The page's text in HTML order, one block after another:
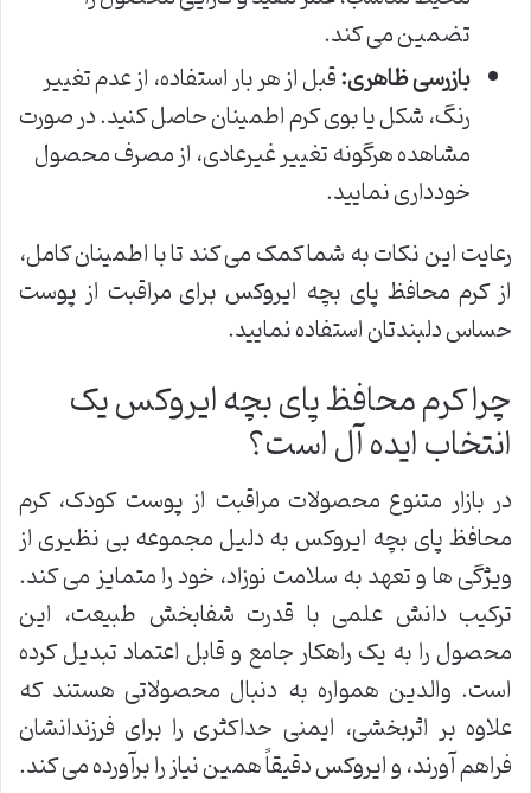
تضمین می کند.
بازرسی ظاهری:قبل از هر بار استفاده، از عدم تغییر
رنگ، شکل یا بوی کرم اطمینان حاصل کنید. در صورت
مشاهده هرگونه تغییر غیرعادی، از مصرف محصول
خودداری نمایید.
رعایت این نکات به شما کمک می کند تا با اطمینان کامل،
از کرم محافظ پای بچه ایروکس برای مراقبت از پوست
حساس دلبندتان استفاده نمایید.
چرا کرم محافظ پای بچه ایروکس یک
انتخاب ایده آل است؟
در بازار متنوع محصولات مراقبت از پوست کودک، کرم
محافظ پای بچه ایروکس به دلیل مجموعه بی نظیری از
ویژگی ها و تعهد به سلامت نوزاد، خود را متمایز می کند.
ترکیب دانش علمی با قدرت شفابخش طبیعت، این
محصول را به یک راهکار جامع و قابل اعتماد تبدیل کرده
است. والدین همواره به دنبال محصولاتی هستند که
علاوه بر اثربخشی، ایمنی حداکثری را برای فرزندانشان
فراهم آورند، و ایروکس دقیقاً همین نیاز را برآورده می کند.